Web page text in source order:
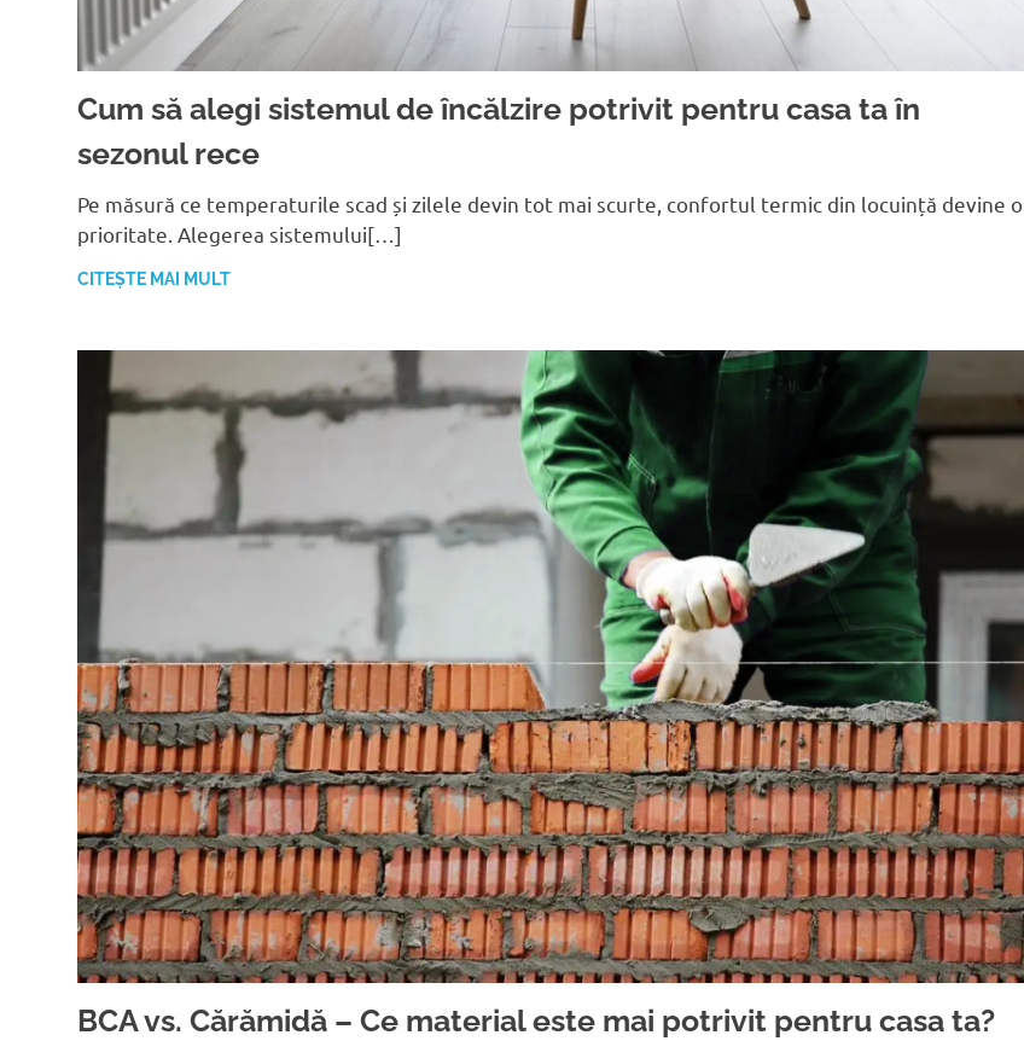
Cum să alegi sistemul de încălzire potrivit pentru casa ta în
sezonul rece
Pe măsură ce temperaturile scad și zilele devin tot mai scurte, confortul termic din locuință devine o
prioritate. Alegerea sistemului[…]
CITEȘTE MAI MULT
BCA vs. Cărămidă – Ce material este mai potrivit pentru casa ta?